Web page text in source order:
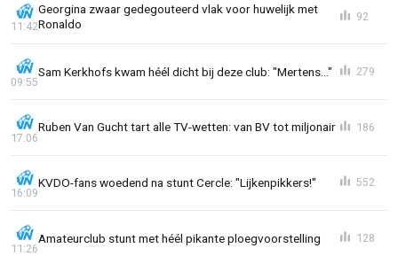
Georgina zwaar gedegouteerd vlak voor huwelijk met
Ronaldo
11:42
92
Sam Kerkhofs kwam héél dicht bij deze club: "Mertens..."
09:55
279
Ruben Van Gucht tart alle TV-wetten: van BV tot miljonair
17:06
186
KVDO-fans woedend na stunt Cercle: "Lijkenpikkers!"
16:09
552
Amateurclub stunt met héél pikante ploegvoorstelling
11:26
128